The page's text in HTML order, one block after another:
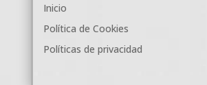
Inicio
Política de Cookies
Políticas de privacidad